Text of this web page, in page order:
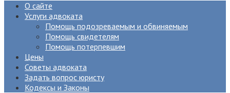
О сайте
Услуги адвоката
Помощь подозреваемым и обвиняемым
Помощь свидетелям
Помощь потерпевшим
Цены
Советы адвоката
Задать вопрос юристу
Кодексы и Законы